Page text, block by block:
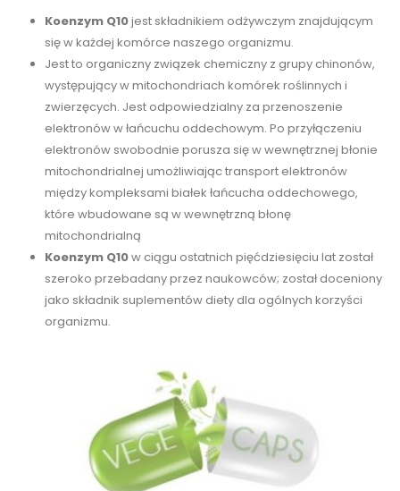
Koenzym Q10jest składnikiem odżywczym znajdującym
się w każdej komórce naszego organizmu.
Jest to organiczny związek chemiczny z grupy chinonów,
występujący w mitochondriach komórek roślinnych i
zwierzęcych. Jest odpowiedzialny za przenoszenie
elektronów w łańcuchu oddechowym. Po przyłączeniu
elektronów swobodnie porusza się w wewnętrznej błonie
mitochondrialnej umożliwiając transport elektronów
między kompleksami białek łańcucha oddechowego,
które wbudowane są w wewnętrzną błonę
mitochondrialną
Koenzym Q10w ciągu ostatnich pięćdziesięciu lat został
szeroko przebadany przez naukowców; został doceniony
jako składnik suplementów diety dla ogólnych korzyści
organizmu.